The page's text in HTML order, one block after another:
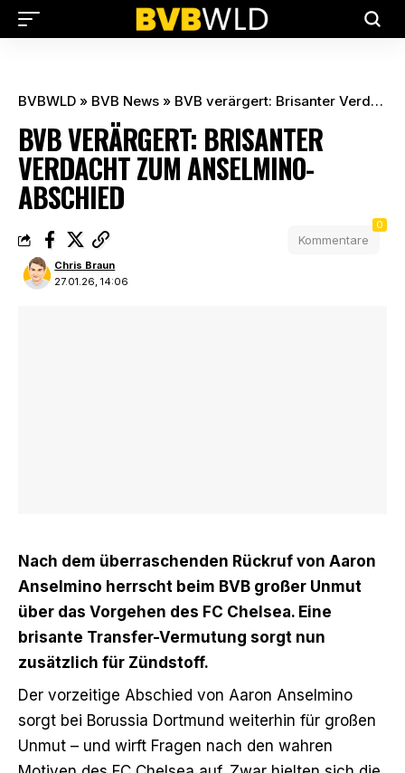
BVBWLD » BVB News » BVB verärgert: Brisanter Verdacht zum Anselmino-Abschied
BVB VERÄRGERT: BRISANTER
VERDACHT ZUM ANSELMINO-
ABSCHIED
27.01.26, 14:06
Chris Braun
Kommentare
0
Nach dem überraschenden Rückruf von Aaron
Anselmino herrscht beim BVB großer Unmut
über das Vorgehen des FC Chelsea. Eine
brisante Transfer-Vermutung sorgt nun
zusätzlich für Zündstoff.
Der vorzeitige Abschied von Aaron Anselmino
sorgt bei Borussia Dortmund weiterhin für großen
Unmut – und wirft Fragen nach den wahren